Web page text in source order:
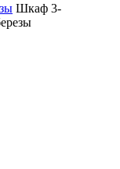
Шкаф 3-